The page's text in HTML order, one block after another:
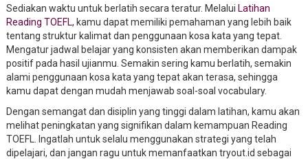
Sediakan waktu untuk berlatih secara teratur. Melalui Latihan
Reading TOEFL, kamu dapat memiliki pemahaman yang lebih baik
tentang struktur kalimat dan penggunaan kosa kata yang tepat.
Mengatur jadwal belajar yang konsisten akan memberikan dampak
positif pada hasil ujianmu. Semakin sering kamu berlatih, semakin
alami penggunaan kosa kata yang tepat akan terasa, sehingga
kamu dapat dengan mudah menjawab soal-soal vocabulary.
Dengan semangat dan disiplin yang tinggi dalam latihan, kamu akan
melihat peningkatan yang signifikan dalam kemampuan Reading
TOEFL. Ingatlah untuk selalu menggunakan strategi yang telah
dipelajari, dan jangan ragu untuk memanfaatkan tryout.id sebagai